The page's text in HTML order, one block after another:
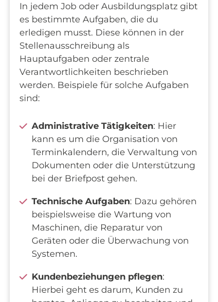
In jedem Job oder Ausbildungsplatz gibt
es bestimmte Aufgaben, die du
erledigen musst. Diese können in der
Stellenausschreibung als
Hauptaufgaben oder zentrale
Verantwortlichkeiten beschrieben
werden. Beispiele für solche Aufgaben
sind:
Administrative Tätigkeiten: Hier
kann es um die Organisation von
Terminkalendern, die Verwaltung von
Dokumenten oder die Unterstützung
bei der Briefpost gehen.
Technische Aufgaben: Dazu gehören
beispielsweise die Wartung von
Maschinen, die Reparatur von
Geräten oder die Überwachung von
Systemen.
Kundenbeziehungen pflegen:
Hierbei geht es darum, Kunden zu